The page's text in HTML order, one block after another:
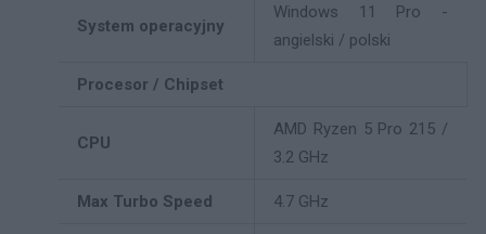
System operacyjny
Windows 11 Pro -
angielski / polski
Procesor / Chipset
CPU
AMD Ryzen 5 Pro 215 /
3.2 GHz
Max Turbo Speed 4.7 GHz